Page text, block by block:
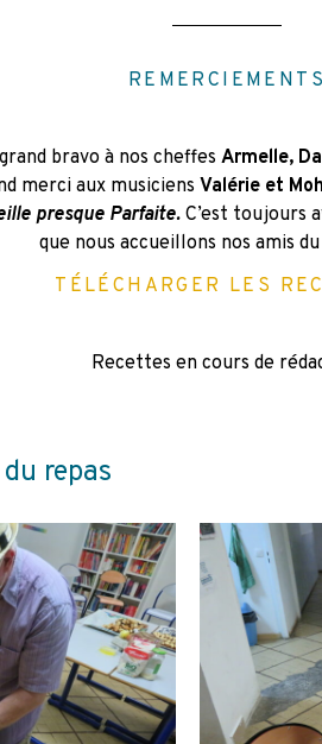
REMERCIEMENTS
bravo à nos cheffes Armelle,
merci aux musiciens Valérie et
presque Parfaite.C’est toujours
que nous accueillons nos amis du
TÉLÉCHARGER LES
Recettes en cours de
repas